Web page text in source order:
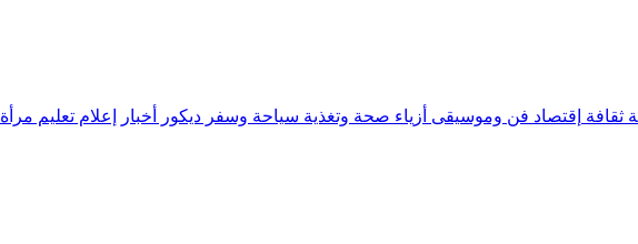
ثقافة إقتصاد فن وموسيقى أزياء صحة وتغذية سياحة وسفر ديكور أخبار إعلام تعليم مرأة